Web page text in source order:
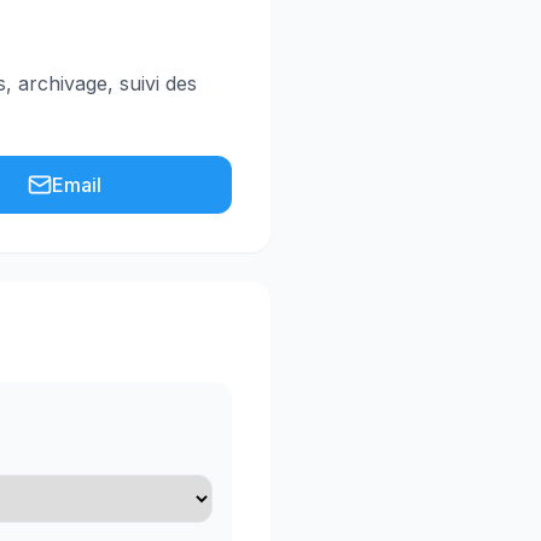
archivage, suivi des
Email